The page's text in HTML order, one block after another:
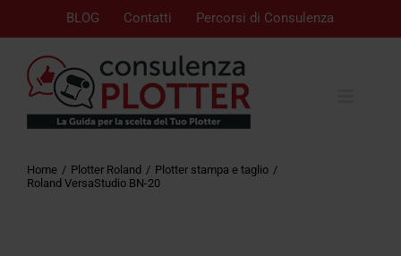
BLOG Contatti Percorsi di Consulenza
Home Plotter Roland
Plotter stampa e taglio
Roland VersaStudio BN-20